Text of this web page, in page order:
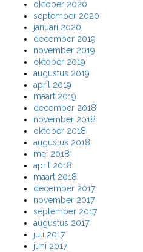
oktober 2020
september 2020
januari 2020
december 2019
november 2019
oktober 2019
augustus 2019
april 2019
maart 2019
december 2018
november 2018
oktober 2018
augustus 2018
mei 2018
april 2018
maart 2018
december 2017
november 2017
september 2017
augustus 2017
juli 2017
juni 2017